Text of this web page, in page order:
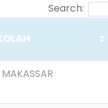
Search: